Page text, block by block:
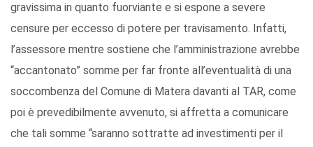
gravissima in quanto fuorviante e si espone a severe
censure per eccesso di potere per travisamento. Infatti,
l’assessore mentre sostiene che l’amministrazione avrebbe
“accantonato” somme per far fronte all’eventualità di una
soccombenza del Comune di Matera davanti al TAR, come
poi è prevedibilmente avvenuto, si affretta a comunicare
che tali somme “saranno sottratte ad investimenti per il